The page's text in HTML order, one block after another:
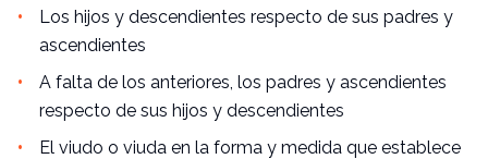
Los hijos y descendientes respecto de sus padres y
ascendientes
A falta de los anteriores, los padres y ascendientes
respecto de sus hijos y descendientes
El viudo o viuda en la forma y medida que establece